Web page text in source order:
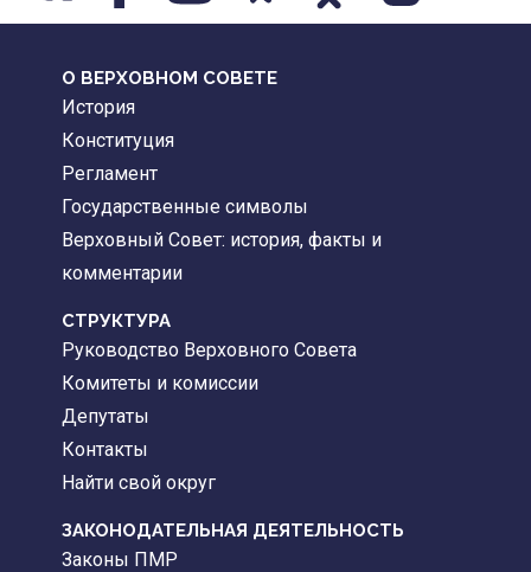
О ВЕРХОВНОМ СОВЕТЕ
История
Конституция
Регламент
Государственные символы
Верховный Совет: история, факты и
комментарии
CТРУКТУРА
Руководство Верховного Совета
Комитеты и комиссии
Депутаты
Контакты
Найти свой округ
ЗАКОНОДАТЕЛЬНАЯ ДЕЯТЕЛЬНОСТЬ
Законы ПМР